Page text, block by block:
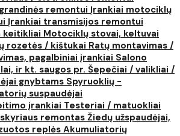
remontui Įrankiai motociklų
Įrankiai transmisijos remontui
keitikliai Motociklų stovai, keltuvai
rozetės / kištukai Ratų montavimas /
pagalbiniai įrankiai Salono
ir kt. saugos pr. Šepečiai / valikliai /
gnybtams Spyruoklių -
suspaudėjai
įrankiai Testeriai / matuokliai
remontas Žiedų užspaudėjai,
replės Akumuliatorių